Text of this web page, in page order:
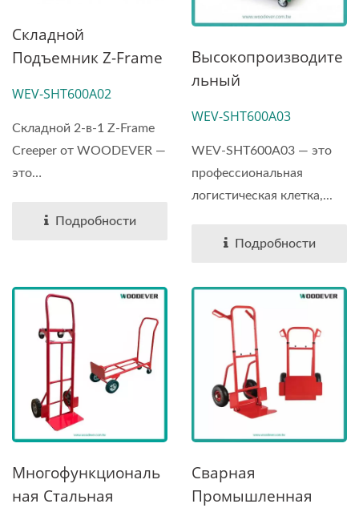
Складной
Подъемник Z-Frame
Производитель Из
Вьетнама
WEV-SHT600A02
Складной 2-в-1 Z-Frame
Creeper от WOODEVER —
это
Подробности
Высокопроизводите
Льный
Роликовый
Контейнер | WEV-
SHT600A03|
Вьетнамский
Производитель
WEV-SHT600A03
WEV-SHT600A03 — это
профессиональная
логистическая клетка,...
Подробности
Многофункциональ
Ная Стальная
Сварная
Промышленная